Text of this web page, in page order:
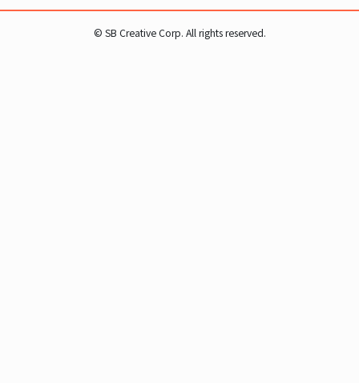
© SB Creative Corp. All rights reserved.